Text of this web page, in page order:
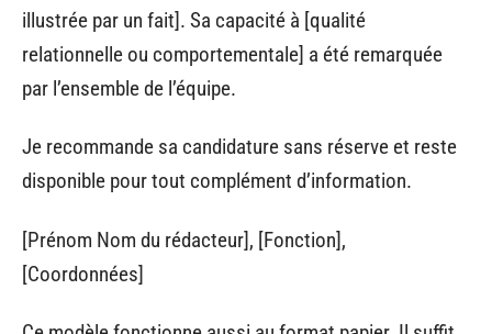
illustrée par un fait]. Sa capacité à [qualité
relationnelle ou comportementale] a été remarquée
par l’ensemble de l’équipe.
Je recommande sa candidature sans réserve et reste
disponible pour tout complément d’information.
[Prénom Nom du rédacteur], [Fonction],
[Coordonnées]